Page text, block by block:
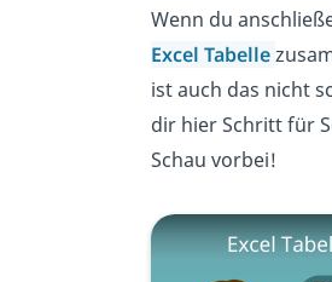
Wenn du
Excel Tabelle
ist auch das nicht
dir hier Schritt für
Schau vorbei!